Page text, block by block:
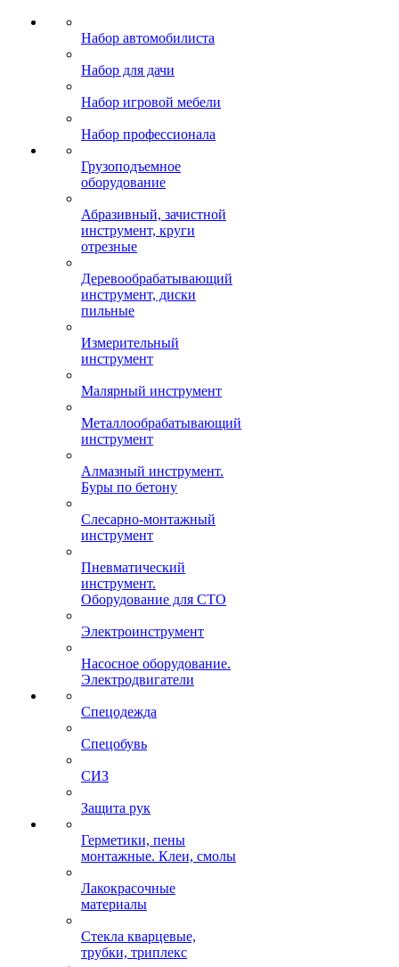
Набор автомобилиста
Набор для дачи
Набор игровой мебели
Набор профессионала
Грузоподъемное
оборудование
Абразивный, зачистной
инструмент, круги
отрезные
Деревообрабатывающий
инструмент, диски
пильные
Измерительный
инструмент
Малярный инструмент
Металлообрабатывающий
инструмент
Алмазный инструмент.
Буры по бетону
Слесарно-монтажный
инструмент
Пневматический
инструмент.
Оборудование для СТО
Электроинструмент
Насосное оборудование.
Электродвигатели
Спецодежда
Спецобувь
СИЗ
Защита рук
Герметики, пены
монтажные. Клеи, смолы
Лакокрасочные
материалы
Стекла кварцевые,
трубки, триплекс